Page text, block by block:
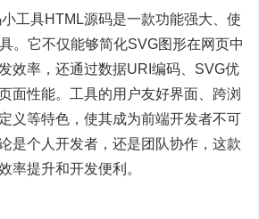
工具HTML源码是一款功能强大、使
。它不仅能够简化SVG图形在网页中
效率，还通过数据URI编码、SVG优
面性能。工具的用户友好界面、跨浏
义等特色，使其成为前端开发者不可
是个人开发者，还是团队协作，这款
率提升和开发便利。